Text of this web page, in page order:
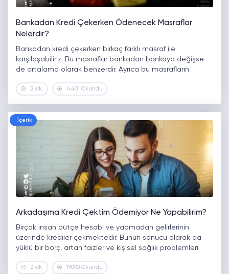
Bankadan Kredi Çekerken Ödenecek Masraflar
Nelerdir?
Bankadan kredi çekerken birkaç farklı masraf ile
karşılaşabiliriz. Bu masraflar bankadan bankaya değişse
de ortalama olarak benzerdir. Ayrıca bu masrafların
karşılaşabilirsiniz. Peki, bankadan kredi çekerken ödenecek
2 dk. 4401 Okundu
İçerik
Arkadaşıma Kredi Çektim Ödemiyor Ne Yapabilirim?
Birçok insan bütçe hesabı ve yapmadan gelirlerinin
üzerinde krediler çekmektedir. Bunun sonucu olarak da
yüklü bir borç, artan faizler ve kişisel sağlık problemleri
aşılması güç bir dönemdir. Bu…
2 dk. 19090 Okundu